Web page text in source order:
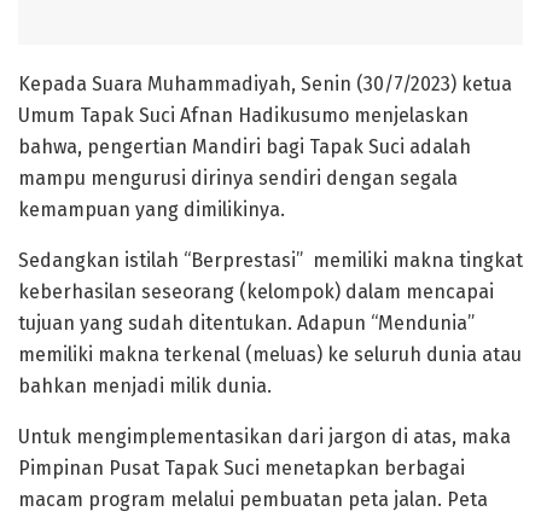
Kepada Suara Muhammadiyah, Senin (30/7/2023) ketua
Umum Tapak Suci Afnan Hadikusumo menjelaskan
bahwa, pengertian Mandiri bagi Tapak Suci adalah
mampu mengurusi dirinya sendiri dengan segala
kemampuan yang dimilikinya.
Sedangkan istilah “Berprestasi” memiliki makna tingkat
keberhasilan seseorang (kelompok) dalam mencapai
tujuan yang sudah ditentukan. Adapun “Mendunia”
memiliki makna terkenal (meluas) ke seluruh dunia atau
bahkan menjadi milik dunia.
Untuk mengimplementasikan dari jargon di atas, maka
Pimpinan Pusat Tapak Suci menetapkan berbagai
macam program melalui pembuatan peta jalan. Peta